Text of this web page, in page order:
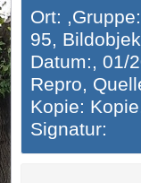
Ort:
95,
Datum:, 01/
Repro,
Kopie:
Signatur: